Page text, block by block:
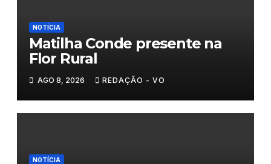
NOTÍCIA
Matilha Conde presente na
Flor Rural
AGO 8, 2026 REDAÇÃO - VO
NOTÍCIA